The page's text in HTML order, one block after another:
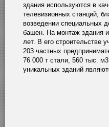
здания используются в
телевизионных станций,
возведении специальных
башен. На монтаж здания
лет. В его строительстве
203 частных
76 000 т стали, 560 тыс.
уникальных зданий